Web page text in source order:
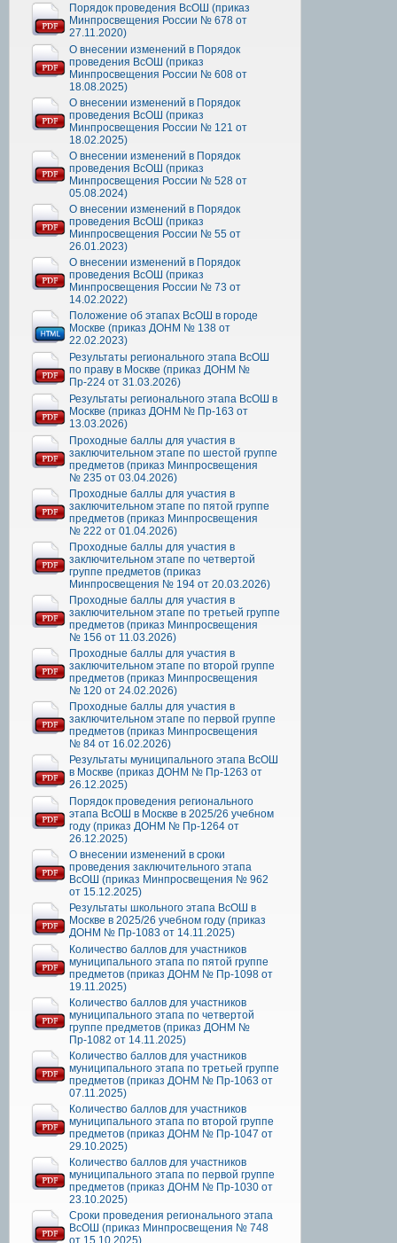
Порядок проведения ВсОШ (приказ
Минпросвещения России № 678 от
27.11.2020)
О внесении изменений в Порядок
проведения ВсОШ (приказ
Минпросвещения России № 608 от
18.08.2025)
О внесении изменений в Порядок
проведения ВсОШ (приказ
Минпросвещения России № 121 от
18.02.2025)
О внесении изменений в Порядок
проведения ВсОШ (приказ
Минпросвещения России № 528 от
05.08.2024)
О внесении изменений в Порядок
проведения ВсОШ (приказ
Минпросвещения России № 55 от
26.01.2023)
О внесении изменений в Порядок
проведения ВсОШ (приказ
Минпросвещения России № 73 от
14.02.2022)
Положение об этапах ВсОШ в городе
Москве (приказ ДОНМ № 138 от
22.02.2023)
Результаты регионального этапа ВсОШ
по праву в Москве (приказ ДОНМ №
Пр-224 от 31.03.2026)
Результаты регионального этапа ВсОШ в
Москве (приказ ДОНМ № Пр-163 от
13.03.2026)
Проходные баллы для участия в
заключительном этапе по шестой группе
предметов (приказ Минпросвещения
№ 235 от 03.04.2026)
Проходные баллы для участия в
заключительном этапе по пятой группе
предметов (приказ Минпросвещения
№ 222 от 01.04.2026)
Проходные баллы для участия в
заключительном этапе по четвертой
группе предметов (приказ
Минпросвещения № 194 от 20.03.2026)
Проходные баллы для участия в
заключительном этапе по третьей группе
предметов (приказ Минпросвещения
№ 156 от 11.03.2026)
Проходные баллы для участия в
заключительном этапе по второй группе
предметов (приказ Минпросвещения
№ 120 от 24.02.2026)
Проходные баллы для участия в
заключительном этапе по первой группе
предметов (приказ Минпросвещения
№ 84 от 16.02.2026)
Результаты муниципального этапа ВсОШ
в Москве (приказ ДОНМ № Пр-1263 от
26.12.2025)
Порядок проведения регионального
этапа ВсОШ в Москве в 2025/26 учебном
году (приказ ДОНМ № Пр-1264 от
26.12.2025)
О внесении изменений в сроки
проведения заключительного этапа
ВсОШ (приказ Минпросвещения № 962
от 15.12.2025)
Результаты школьного этапа ВсОШ в
Москве в 2025/26 учебном году (приказ
ДОНМ № Пр-1083 от 14.11.2025)
Количество баллов для участников
муниципального этапа по пятой группе
предметов (приказ ДОНМ № Пр-1098 от
19.11.2025)
Количество баллов для участников
муниципального этапа по четвертой
группе предметов (приказ ДОНМ №
Пр-1082 от 14.11.2025)
Количество баллов для участников
муниципального этапа по третьей группе
предметов (приказ ДОНМ № Пр-1063 от
07.11.2025)
Количество баллов для участников
муниципального этапа по второй группе
предметов (приказ ДОНМ № Пр-1047 от
29.10.2025)
Количество баллов для участников
муниципального этапа по первой группе
предметов (приказ ДОНМ № Пр-1030 от
23.10.2025)
Сроки проведения регионального этапа
ВсОШ (приказ Минпросвещения № 748
от 15.10.2025)